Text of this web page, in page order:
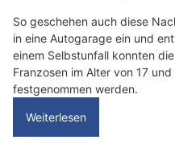
So geschehen auch diese
in eine Autogarage ein und
einem Selbstunfall konnten
Franzosen im Alter von 17
festgenommen werden.
Weiterlesen